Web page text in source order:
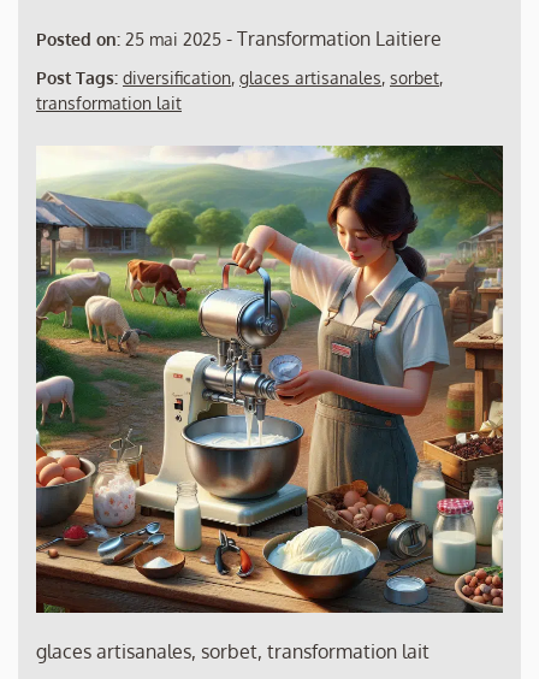
Posted on: 25 mai 2025 - Transformation Laitiere
Post Tags: diversification, glaces artisanales, sorbet,
transformation lait
glaces artisanales, sorbet, transformation lait